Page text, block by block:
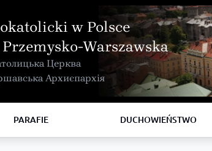
w Polsce
Warszawska
Церква
Архиєпархія
PARAFIE
DUCHOWIEŃSTWO
BISKUPI
KSIĘŻA